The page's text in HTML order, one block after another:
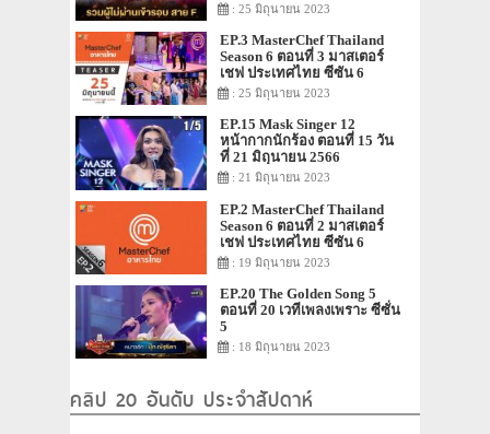
: 25 มิถุนายน 2023
EP.3 MasterChef Thailand
Season 6 ตอนที่ 3 มาสเตอร์
เชฟ ประเทศไทย ซีซัน 6
: 25 มิถุนายน 2023
EP.15 Mask Singer 12
หน้ากากนักร้อง ตอนที่ 15 วัน
ที่ 21 มิถุนายน 2566
: 21 มิถุนายน 2023
EP.2 MasterChef Thailand
Season 6 ตอนที่ 2 มาสเตอร์
เชฟ ประเทศไทย ซีซัน 6
: 19 มิถุนายน 2023
EP.20 The Golden Song 5
ตอนที่ 20 เวทีเพลงเพราะ ซีซั่น
5
: 18 มิถุนายน 2023
คลิป 20 อันดับ ประจำสัปดาห์